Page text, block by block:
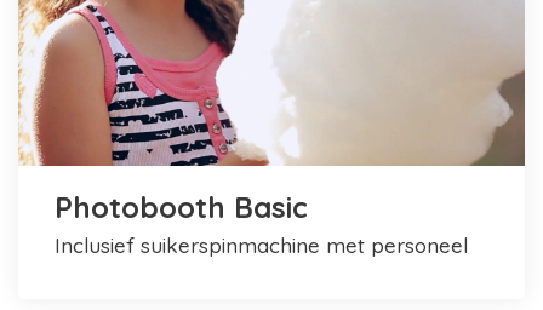
Photobooth Basic
inclusief suikerspinmachine met personeel